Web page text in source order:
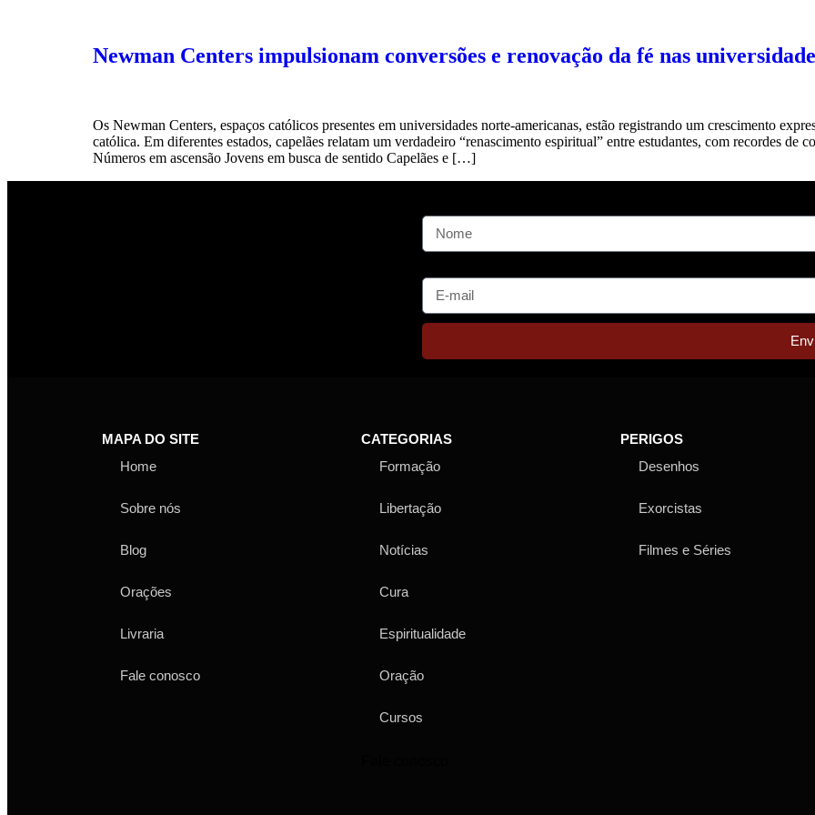
Newman Centers impulsionam conversões e renovação da fé nas
Os Newman Centers, espaços católicos presentes em universidades norte-americanas, estão registrando um crescimento
católica. Em diferentes estados, capelães relatam um verdadeiro “renascimento espiritual” entre estudantes, com recordes de
Números em ascensão Jovens em busca de sentido Capelães e […]
MAPA DO SITE
Home
Sobre nós
Blog
Orações
Livraria
Fale conosco
CATEGORIAS
Formação
Libertação
Notícias
Cura
Espiritualidade
Oração
Cursos
PERIGOS
Desenhos
Exorcistas
Filmes e Séries